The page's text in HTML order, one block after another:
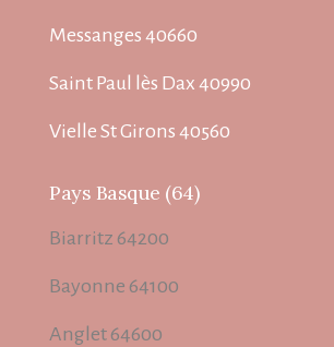
Messanges 40660
Saint Paul lès Dax 40990
Vielle St Girons 40560
Pays Basque (64)
Biarritz 64200
Bayonne 64100
Anglet 64600